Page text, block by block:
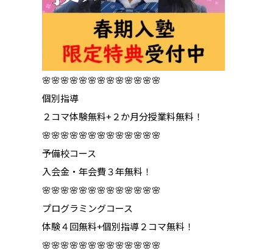
🌸🌸🌸🌸🌸🌸🌸🌸🌸🌸🌸🌸🌸
個別指導
２コマ体験無料+２か月分授業料無料！
🌸🌸🌸🌸🌸🌸🌸🌸🌸🌸🌸🌸🌸
予備校コース
入会金・年会費３年無料！
🌸🌸🌸🌸🌸🌸🌸🌸🌸🌸🌸🌸🌸
プログラミングコース
体験４回無料+個別指導２コマ無料！
🌸🌸🌸🌸🌸🌸🌸🌸🌸🌸🌸🌸🌸